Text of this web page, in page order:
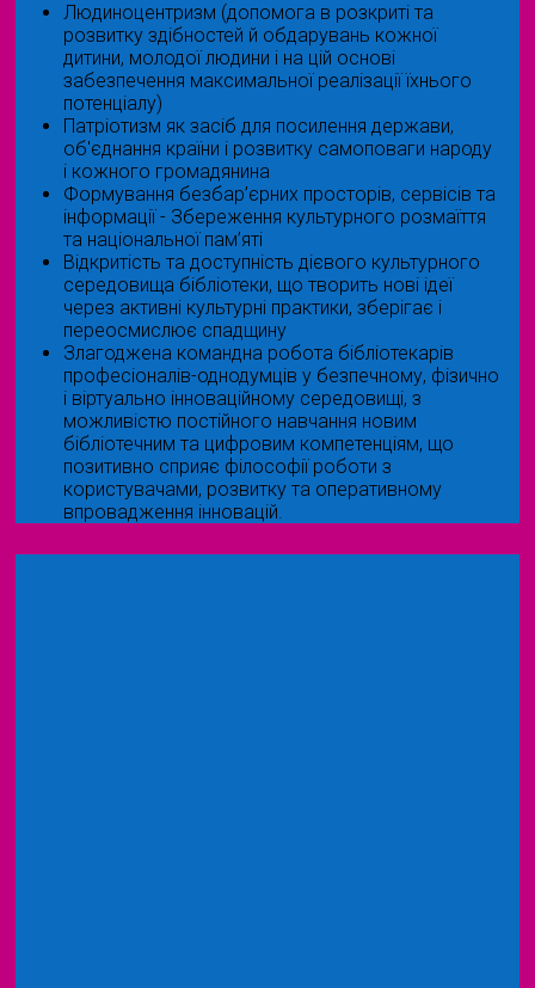
Людиноцентризм (допомога в розкриті та
розвитку здібностей й обдарувань кожної
дитини, молодої людини і на цій основі
забезпечення максимальної реалізації їхнього
потенціалу)
Патріотизм як засіб для посилення держави,
об'єднання країни і розвитку самоповаги народу
і кожного громадянина
Формування безбар’єрних просторів, сервісів та
інформації - Збереження культурного розмаїття
та національної пам’яті
Відкритість та доступність дієвого культурного
середовища бібліотеки, що творить нові ідеї
через активні культурні практики, зберігає і
переосмислює спадщину
Злагоджена командна робота бібліотекарів
професіоналів-однодумців у безпечному, фізично
і віртуально інноваційному середовищі, з
можливістю постійного навчання новим
бібліотечним та цифровим компетенціям, що
позитивно сприяє філософії роботи з
користувачами, розвитку та оперативному
впровадження інновацій.